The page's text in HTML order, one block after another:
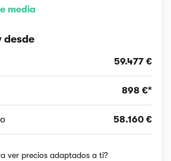
media
desde
59.477 €
898 €*
58.160 €
ver precios adaptados a ti?